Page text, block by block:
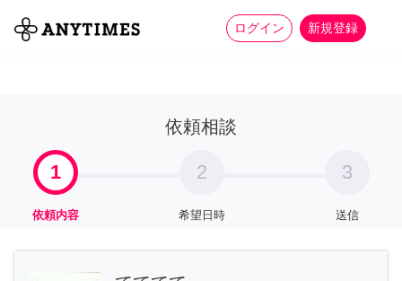
ログイン 新規登録
全て 家事 more_horiz
依頼相談
1
依頼内容
2
希望日時
3
送信